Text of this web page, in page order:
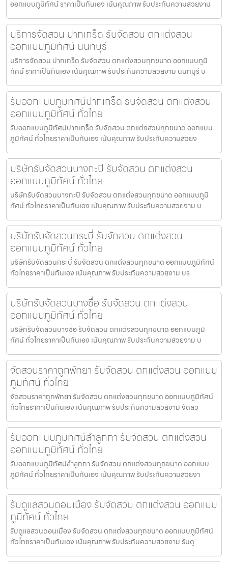
ออกแบบภูมิทัศน์ ราคาเป็นกันเอง เน้นคุณภาพ รับประกันความสวยงาม
บริการจัดสวน ปากเกร็ด รับจัดสวน ตกแต่งสวน
ออกแบบภูมิทัศน์ นนทบุรี
บริการจัดสวน ปากเกร็ด รับจัดสวน ตกแต่งสวนทุกขนาด ออกแบบภูมิ
ทัศน์ ราคาเป็นกันเอง เน้นคุณภาพ รับประกันความสวยงาม นนทบุรี บ
รับออกแบบภูมิทัศน์ปากเกร็ด รับจัดสวน ตกแต่งสวน
ออกแบบภูมิทัศน์ ทั่วไทย
รับออกแบบภูมิทัศน์ปากเกร็ด รับจัดสวน ตกแต่งสวนทุกขนาด ออกแบบ
ภูมิทัศน์ ทั่วไทยราคาเป็นกันเอง เน้นคุณภาพ รับประกันความสวยง
บริษัทรับจัดสวนบางกะปิ รับจัดสวน ตกแต่งสวน
ออกแบบภูมิทัศน์ ทั่วไทย
บริษัทรับจัดสวนบางกะปิ รับจัดสวน ตกแต่งสวนทุกขนาด ออกแบบภูมิ
ทัศน์ ทั่วไทยราคาเป็นกันเอง เน้นคุณภาพ รับประกันความสวยงาม บ
บริษัทรับจัดสวนกระบี่ รับจัดสวน ตกแต่งสวน
ออกแบบภูมิทัศน์ ทั่วไทย
บริษัทรับจัดสวนกระบี่ รับจัดสวน ตกแต่งสวนทุกขนาด ออกแบบภูมิทัศน์
ทั่วไทยราคาเป็นกันเอง เน้นคุณภาพ รับประกันความสวยงาม บร
บริษัทรับจัดสวนบางซื่อ รับจัดสวน ตกแต่งสวน
ออกแบบภูมิทัศน์ ทั่วไทย
บริษัทรับจัดสวนบางซื่อ รับจัดสวน ตกแต่งสวนทุกขนาด ออกแบบภูมิ
ทัศน์ ทั่วไทยราคาเป็นกันเอง เน้นคุณภาพ รับประกันความสวยงาม บ
จัดสวนราคาถูกพัทยา รับจัดสวน ตกแต่งสวน ออกแบบ
ภูมิทัศน์ ทั่วไทย
จัดสวนราคาถูกพัทยา รับจัดสวน ตกแต่งสวนทุกขนาด ออกแบบภูมิทัศน์
ทั่วไทยราคาเป็นกันเอง เน้นคุณภาพ รับประกันความสวยงาม จัดสว
รับออกแบบภูมิทัศน์ลำลูกกา รับจัดสวน ตกแต่งสวน
ออกแบบภูมิทัศน์ ทั่วไทย
รับออกแบบภูมิทัศน์ลำลูกกา รับจัดสวน ตกแต่งสวนทุกขนาด ออกแบบ
ภูมิทัศน์ ทั่วไทยราคาเป็นกันเอง เน้นคุณภาพ รับประกันความสวยงา
รับดูแลสวนดอนเมือง รับจัดสวน ตกแต่งสวน ออกแบบ
ภูมิทัศน์ ทั่วไทย
รับดูแลสวนดอนเมือง รับจัดสวน ตกแต่งสวนทุกขนาด ออกแบบภูมิทัศน์
ทั่วไทยราคาเป็นกันเอง เน้นคุณภาพ รับประกันความสวยงาม รับดู